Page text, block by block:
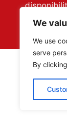
We
We use
serve
By
di forza.